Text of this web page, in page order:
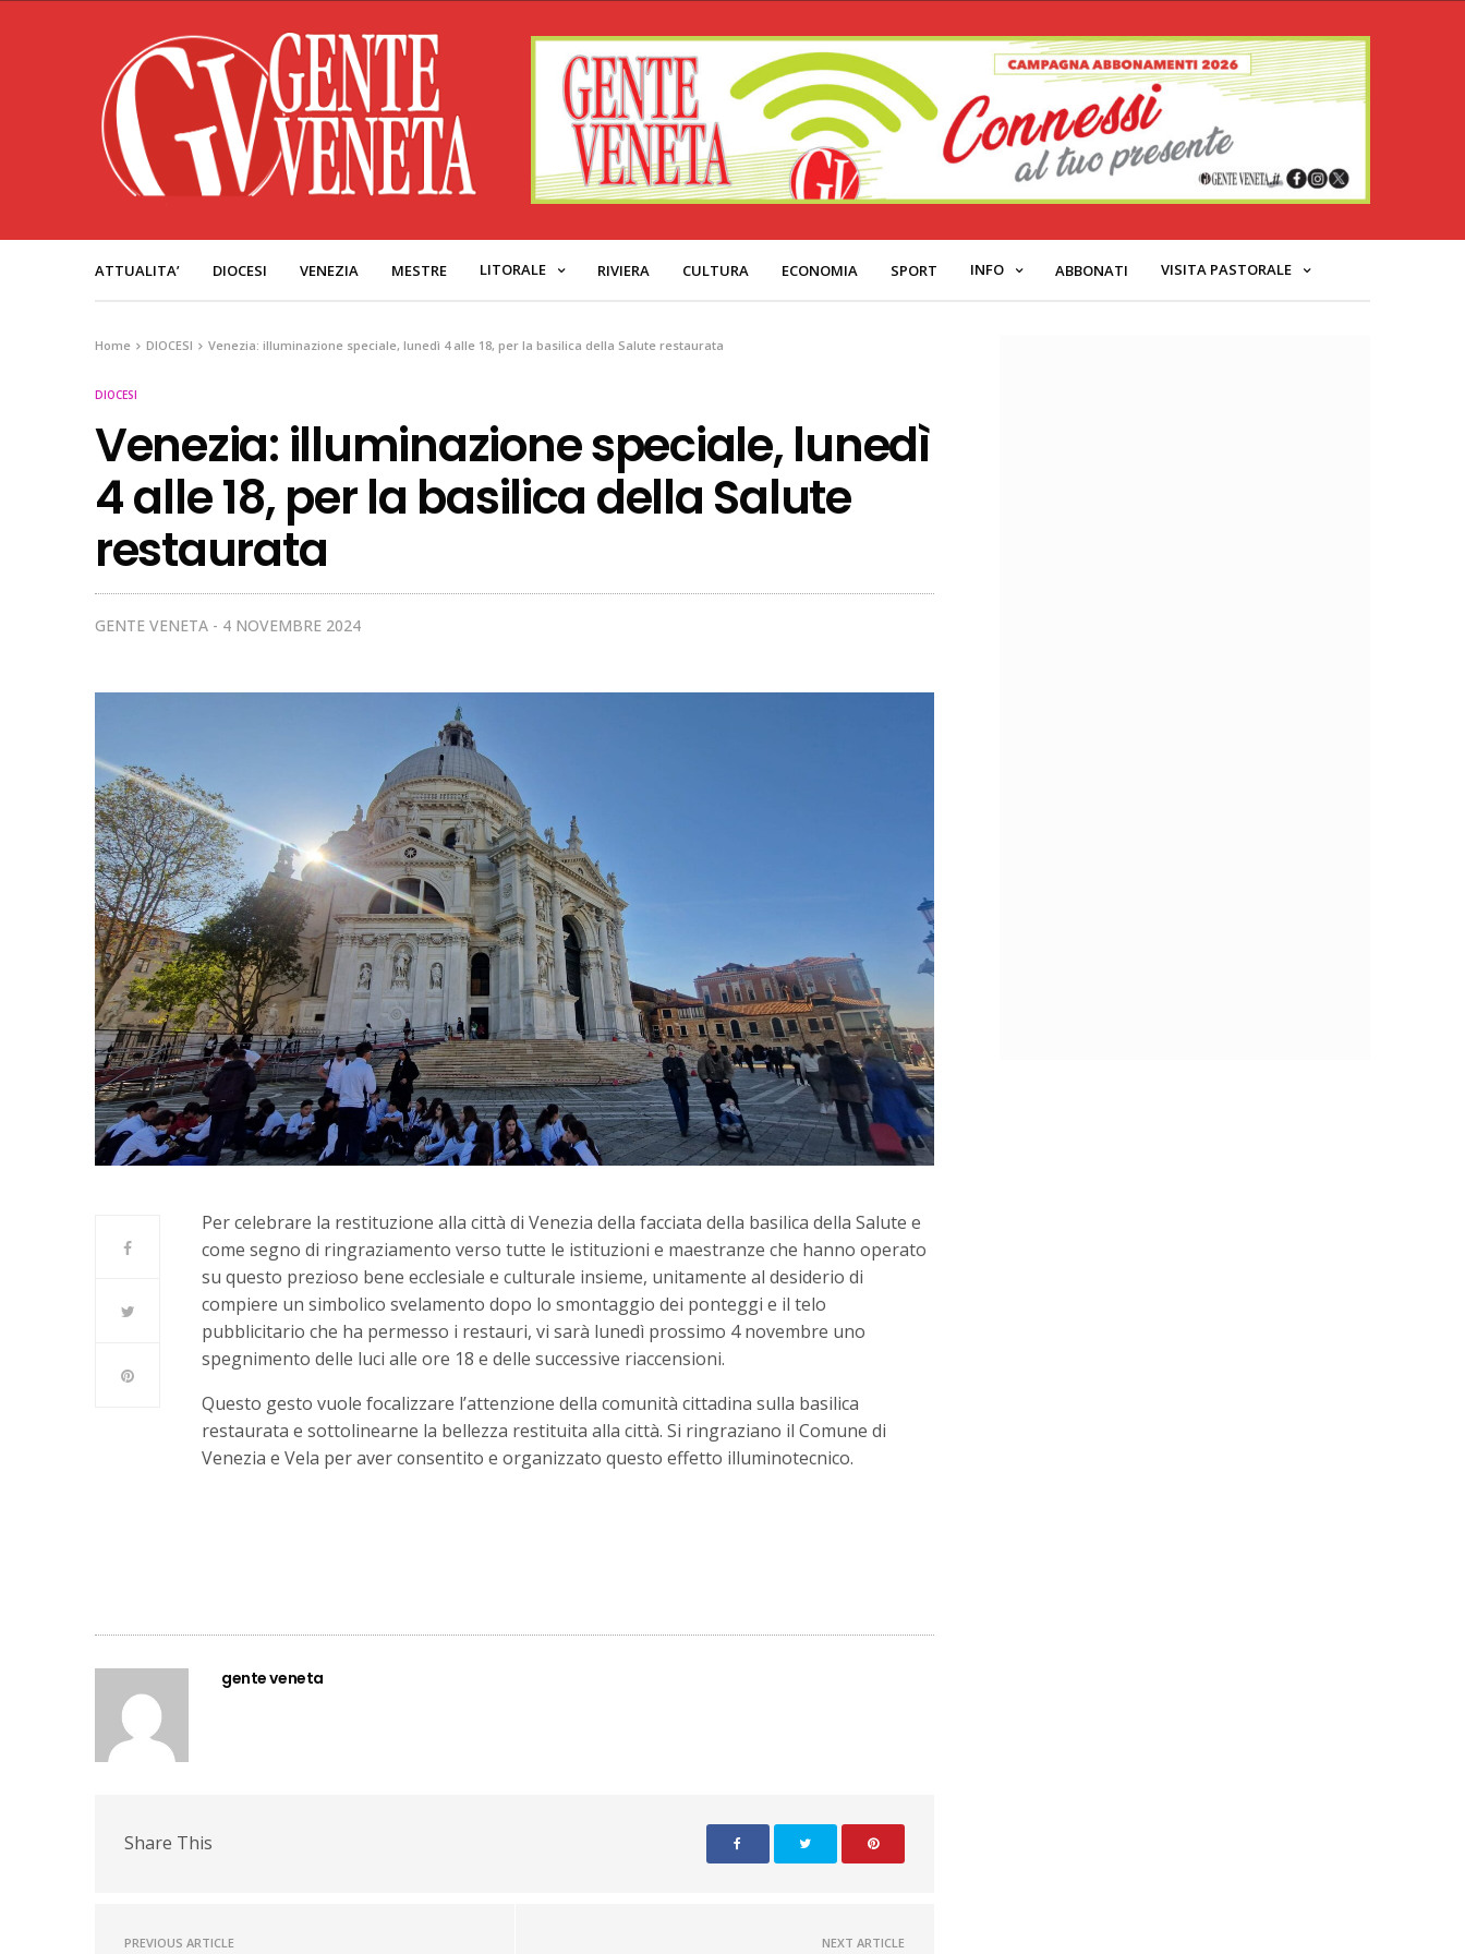
ATTUALITA’ DIOCESI VENEZIA MESTRE LITORALE RIVIERA CULTURA ECONOMIA SPORT INFO ABBONATI VISITA PASTORALE
Home DIOCESI Venezia: illuminazione speciale, lunedì 4 alle 18, per la basilica della Salute restaurata
DIOCESI
Venezia: illuminazione speciale, lunedì
4 alle 18, per la basilica della Salute
restaurata
GENTE VENETA 4 NOVEMBRE 2024
Per celebrare la restituzione alla città di Venezia della facciata della basilica della Salute e
come segno di ringraziamento verso tutte le istituzioni e maestranze che hanno operato
su questo prezioso bene ecclesiale e culturale insieme, unitamente al desiderio di
compiere un simbolico svelamento dopo lo smontaggio dei ponteggi e il telo
pubblicitario che ha permesso i restauri, vi sarà lunedì prossimo 4 novembre uno
spegnimento delle luci alle ore 18 e delle successive riaccensioni.
Questo gesto vuole focalizzare l’attenzione della comunità cittadina sulla basilica
restaurata e sottolinearne la bellezza restituita alla città. Si ringraziano il Comune di
Venezia e Vela per aver consentito e organizzato questo effetto illuminotecnico.
gente veneta
Share This
PREVIOUS ARTICLE NEXT ARTICLE